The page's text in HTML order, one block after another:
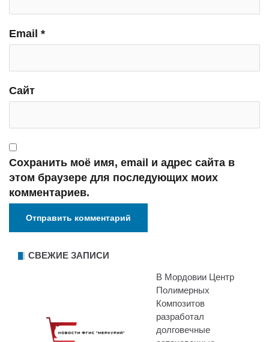
Email *
Сайт
Сохранить моё имя, email и адрес сайта в
этом браузере для последующих моих
комментариев.
СВЕЖИЕ ЗАПИСИ
В Мордовии Центр
Полимерных
Композитов
разработал
долговечные